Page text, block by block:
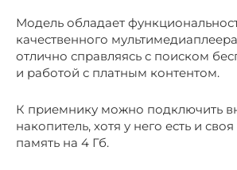
Модель обладает
качественного
отлично справляясь с поиском
и работой с платным контентом.
К приемнику можно подключить
накопитель, хотя у него есть и
память на 4 Гб.